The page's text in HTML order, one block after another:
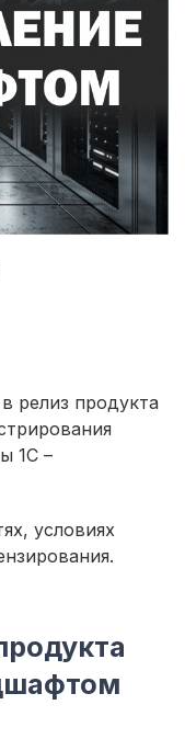
релиз продукта
1С –
условиях